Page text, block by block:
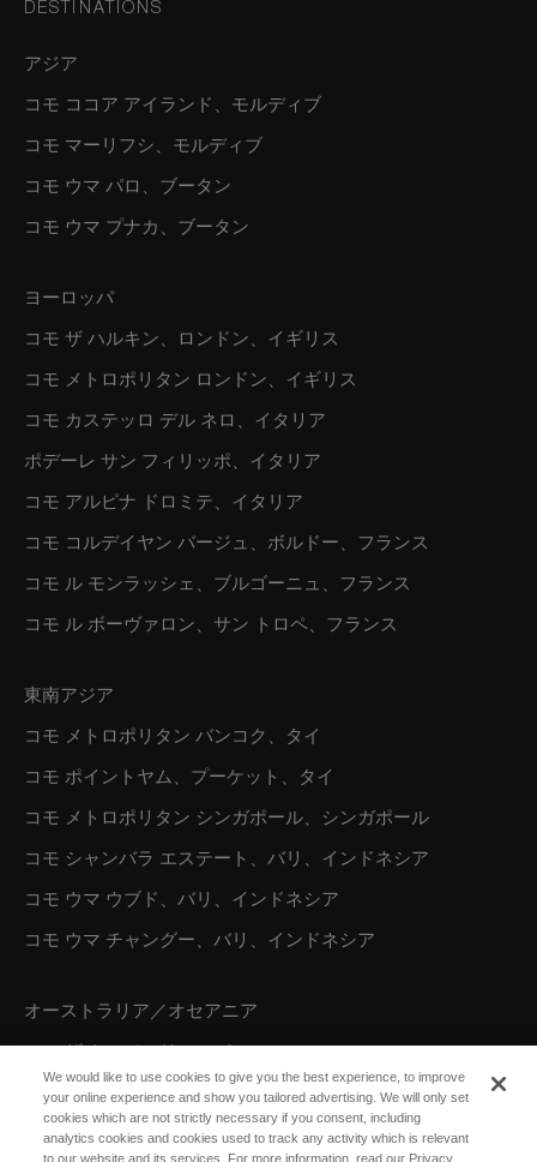
DESTINATIONS
アジア
コモ ココア アイランド、モルディブ
コモ マーリフシ、モルディブ
コモ ウマ パロ、ブータン
コモ ウマ プナカ、ブータン
ヨーロッパ
コモ ザ ハルキン、ロンドン、イギリス
コモ メトロポリタン ロンドン、イギリス
コモ カステッロ デル ネロ、イタリア
ポデーレ サン フィリッポ、イタリア
コモ アルピナ ドロミテ、イタリア
コモ コルデイヤン バージュ、ボルドー、フランス
コモ ル モンラッシェ、ブルゴーニュ、フランス
コモ ル ボーヴァロン、サン トロペ、フランス
東南アジア
コモ メトロポリタン バンコク、タイ
コモ ポイントヤム、プーケット、タイ
コモ メトロポリタン シンガポール、シンガポール
コモ シャンバラ エステート、バリ、インドネシア
コモ ウマ ウブド、バリ、インドネシア
コモ ウマ チャングー、バリ、インドネシア
オーストラリア／オセアニア
北米
We would like to use cookies to give you the best experience, to improve
your online experience and show you tailored advertising. We will only set
cookies which are not strictly necessary if you consent, including
analytics cookies and cookies used to track any activity which is relevant
to our website and its services. For more information, read our Privacy